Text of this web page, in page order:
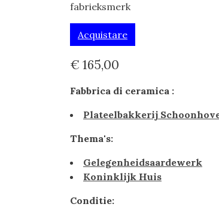
fabrieksmerk
Acquistare
€ 165,00
Fabbrica di ceramica :
Plateelbakkerij
Thema's:
Gelegenheidsaardewerk
Koninklijk Huis
Conditie: